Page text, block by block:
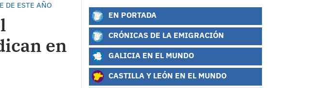
DE ESTE AÑO
en
EN PORTADA
CRÓNICAS DE LA EMIGRACIÓN
GALICIA EN EL MUNDO
CASTILLA Y LEÓN EN EL MUNDO